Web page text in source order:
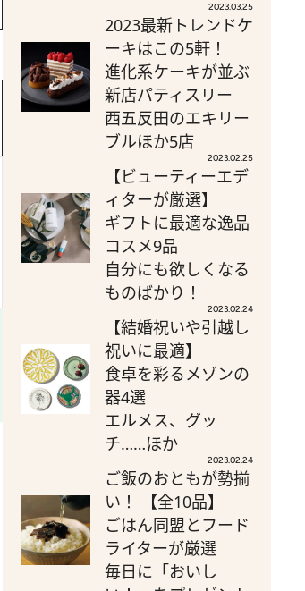
2023.03.25
2023最新トレンドケ
ーキはこの5軒！
進化系ケーキが並ぶ
新店パティスリー
西五反田のエキリー
ブルほか5店
2023.02.25
【ビューティーエデ
ィターが厳選】
ギフトに最適な逸品
コスメ9品
自分にも欲しくなる
ものばかり！
2023.02.24
【結婚祝いや引越し
祝いに最適】
食卓を彩るメゾンの
器4選
エルメス、グッ
チ……ほか
2023.02.24
ご飯のおともが勢揃
い！ 【全10品】
ごはん同盟とフード
ライターが厳選
毎日に「おいし